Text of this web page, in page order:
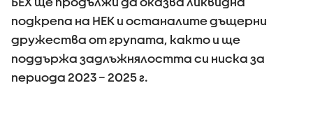
подкрепа на НЕК и останалите дъщерни
дружества от групата, както и ще
поддържа задлъжнялостта си ниска за
периода 2023 – 2025 г.